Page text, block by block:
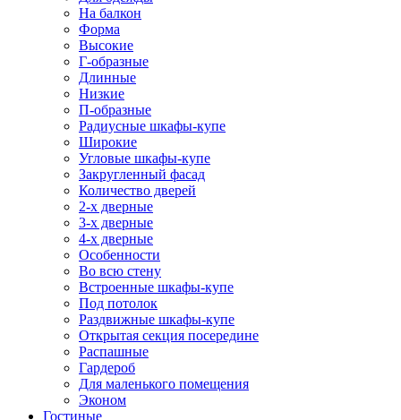
На балкон
Форма
Высокие
Г-образные
Длинные
Низкие
П-образные
Радиусные шкафы-купе
Широкие
Угловые шкафы-купе
Закругленный фасад
Количество дверей
2-х дверные
3-х дверные
4-х дверные
Особенности
Во всю стену
Встроенные шкафы-купе
Под потолок
Раздвижные шкафы-купе
Открытая секция посередине
Распашные
Гардероб
Для маленького помещения
Эконом
Гостиные